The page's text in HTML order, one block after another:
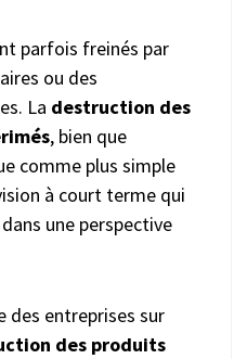
parfois freinés par
ou des
La destruction des
, bien que
comme plus simple
à court terme qui
une perspective
des entreprises sur
des produits